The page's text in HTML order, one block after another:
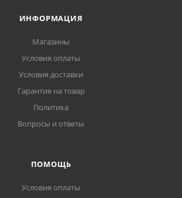
ИНФОРМАЦИЯ
Магазины
Условия оплаты
Условия доставки
Гарантия на товар
Политика
Вопросы и ответы
ПОМОЩЬ
Условия оплаты